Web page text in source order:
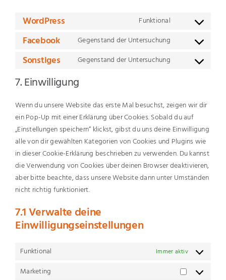
WordPress Funktional
Consent
wordpress
Facebook Gegenstand der Untersuchung
Consent
Sonstiges Gegenstand der Untersuchung
Consent
sonstiges
7. Einwilligung
Wenn du unsere Website das erste Mal besuchst, zeigen wir dir
ein Pop-Up mit einer Erklärung über Cookies. Sobald du auf
„Einstellungen speichern“ klickst, gibst du uns deine Einwilligung
alle von dir gewählten Kategorien von Cookies und Plugins wie
in dieser Cookie-Erklärung beschrieben zu verwenden. Du kannst
die Verwendung von Cookies über deinen Browser deaktivieren,
aber bitte beachte, dass unsere Website dann unter Umständen
nicht richtig funktioniert.
7.1 Verwalte deine
Einwilligungseinstellungen
Funktional Immer aktiv
Marketing Marketing